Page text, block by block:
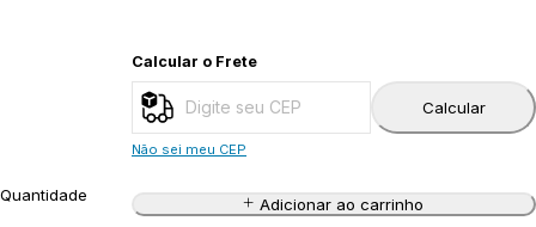
Calcular o Frete
Calcular
Não sei meu CEP
Quantidade Adicionar ao carrinho